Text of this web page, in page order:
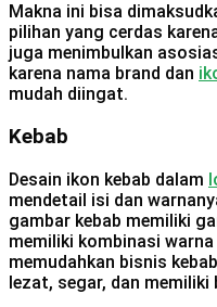
Makna ini bisa
pilihan yang cerdas
juga menimbulkan
karena nama brand dan
mudah diingat.
Kebab
Desain ikon kebab dalam
mendetail isi dan
gambar kebab memiliki
memiliki kombinasi
memudahkan bisnis
lezat, segar, dan memiliki